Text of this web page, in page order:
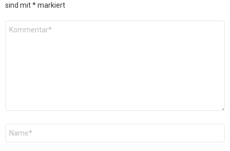
sind mit*markiert
Kommentar
Name